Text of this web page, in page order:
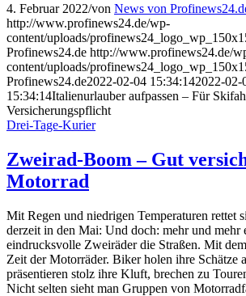
4. Februar 2022/von News von
http://www.profinews24.de/wp-
content/uploads/
Profinews24.de http://www.profinews24.de/
content/uploads/
Profinews24.de2022-02-04 15:34:142022-02-
15:34:14Italienurlauber aufpassen – Für
Versicherungspflicht
Drei-Tage-Kurier
Zweirad-Boom – Gut
Motorrad
Mit Regen und niedrigen Temperaturen rettet
derzeit in den Mai: Und doch: mehr und mehr
eindrucksvolle Zweiräder die Straßen. Mit
Zeit der Motorräder. Biker holen ihre Schätze
präsentieren stolz ihre Kluft, brechen zu
Nicht selten sieht man Gruppen von